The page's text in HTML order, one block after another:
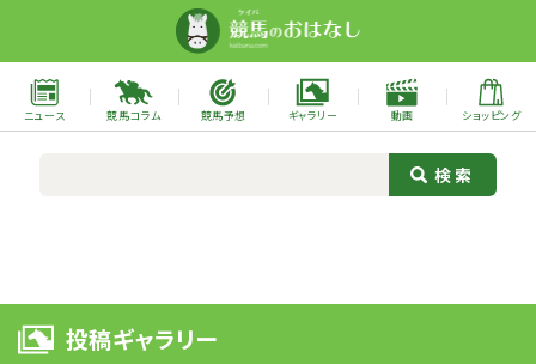
ニュース 競馬コラム 競馬予想 ギャラリー 動画 ショッピング
投稿ギャラリー